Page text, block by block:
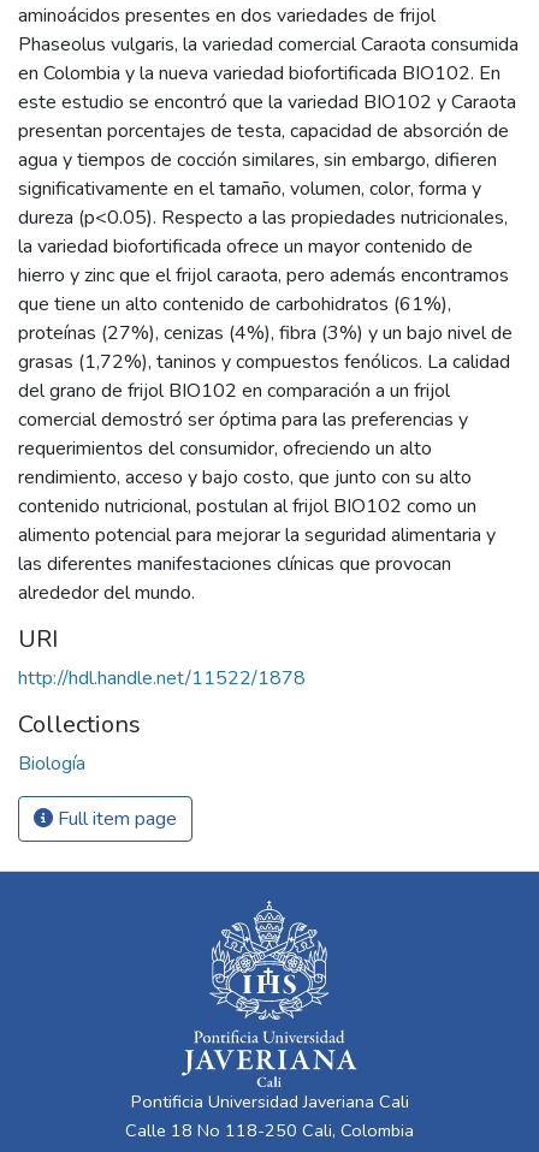
aminoácidos presentes en dos variedades de frijol
Phaseolus vulgaris, la variedad comercial Caraota consumida
en Colombia y la nueva variedad biofortificada BIO102. En
este estudio se encontró que la variedad BIO102 y Caraota
presentan porcentajes de testa, capacidad de absorción de
agua y tiempos de cocción similares, sin embargo, difieren
significativamente en el tamaño, volumen, color, forma y
dureza (p<0.05). Respecto a las propiedades nutricionales,
la variedad biofortificada ofrece un mayor contenido de
hierro y zinc que el frijol caraota, pero además encontramos
que tiene un alto contenido de carbohidratos (61%),
proteínas (27%), cenizas (4%), fibra (3%) y un bajo nivel de
grasas (1,72%), taninos y compuestos fenólicos. La calidad
del grano de frijol BIO102 en comparación a un frijol
comercial demostró ser óptima para las preferencias y
requerimientos del consumidor, ofreciendo un alto
rendimiento, acceso y bajo costo, que junto con su alto
contenido nutricional, postulan al frijol BIO102 como un
alimento potencial para mejorar la seguridad alimentaria y
las diferentes manifestaciones clínicas que provocan
alrededor del mundo.
URI
http://hdl.handle.net/11522/1878
Collections
Biología
Full item page
Pontificia Universidad Javeriana Cali
Calle 18 No 118-250 Cali, Colombia